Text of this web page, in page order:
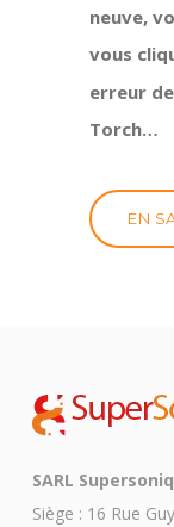
neuve,
vous
erreur
Torch…
EN
SARL
Siège : 16 Rue